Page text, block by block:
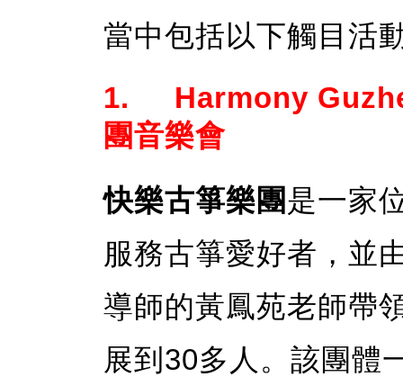
當中包括以下觸目活
1. Harmony
團音樂會
快樂古箏樂團是一家
服務古箏愛好者，並
導師的黃鳳苑老師帶
展到30多人。該團體